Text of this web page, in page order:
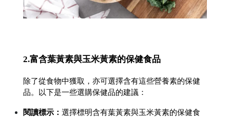
2.富含葉黃素與玉米黃素的保健食品
除了從食物中獲取，亦可選擇含有這些營養素的保健
品。以下是一些選購保健品的建議：
閱讀標示： 選擇標明含有葉黃素與玉米黃素的保健食